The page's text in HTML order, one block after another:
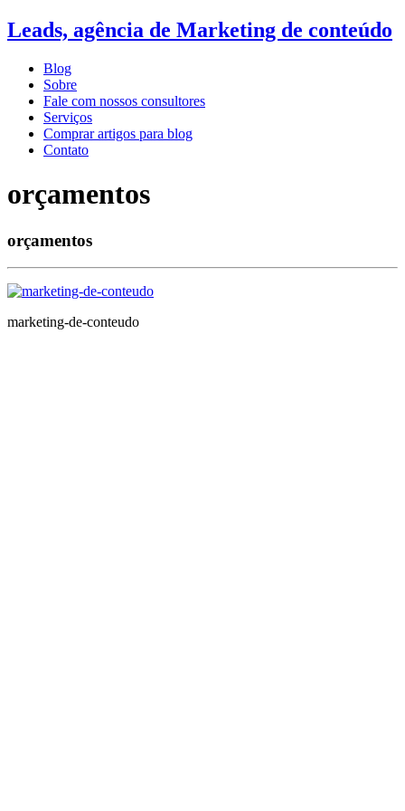
Leads, agência de Marketing de conteúdo
Blog
Sobre
Fale com nossos consultores
Serviços
Comprar artigos para blog
Contato
orçamentos
orçamentos
marketing-de-conteudo